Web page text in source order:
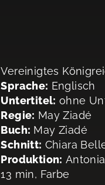
Vereinigtes
Sprache: Englisch
Untertitel: ohne
Regie: May Ziadé
Buch: May Ziadé
Schnitt: Chiara
Produktion:
13 min, Farbe